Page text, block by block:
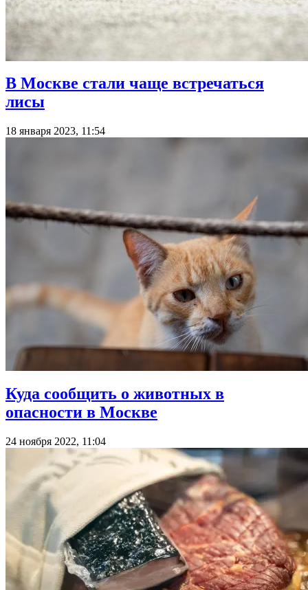
В Москве стали чаще встречаться
лисы
18 января 2023, 11:54
Куда сообщить о животных в
опасности в Москве
24 ноября 2022, 11:04